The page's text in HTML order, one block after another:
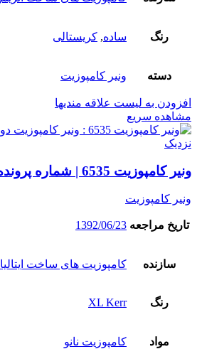
رنگ ساده, کریستالی
دسته ونیر کامپوزیت
افزودن به لیست علاقه مندیها
مشاهده سریع
نزدیک
ونیر کامپوزیت 6535 | شماره پرونده : 6535
ونیر کامپوزیت
تاریخ مراجعه 1392/06/23
سازنده کامپوزیت های ساخت ایتالیا
رنگ XL Kerr
مواد کامپوزیت نانو